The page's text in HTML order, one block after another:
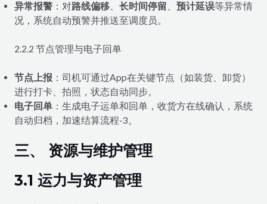
异常报警：对路线偏移、 长时间停留 预计延误等异常情
况，系统自动预警并推送至调度员。
2.2.2 节点管理与电子回单
节点上报 ：司机可通过App在关键节点（如装货、卸货）
进行打卡、拍照，状态自动同步。
电子回单：生成电子运单和回单，收货方在线确认，系统
自动归档，加速结算流程-3。
三、 资源与维护管理
3.1 运力与资产管理